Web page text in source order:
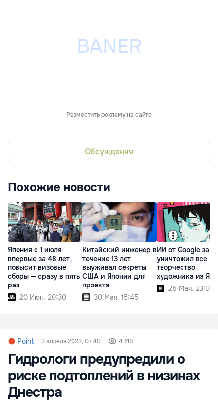
Разместить рекламу на сайте
Обсуждения
Похожие новости
Япония с 1 июля
впервые за 48 лет
повысит визовые
сборы — сразу в пять
раз
20 Июн. 20:30
Китайский инженер в
течение 13 лет
выуживал секреты
США и Японии для
проекта
30 Мая. 15:45
ИИ от Google за
уничтожил все
творчество
художника из
26 Мая. 23:00
Point 3 апреля 2023, 07:40 4 618
Гидрологи предупредили о
риске подтоплений в низинах
Днестра